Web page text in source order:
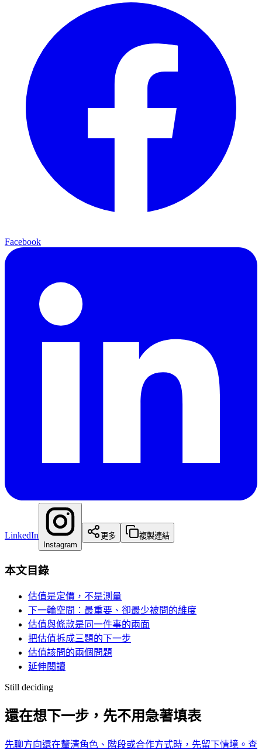
Facebook
LinkedIn
Instagram
更多 複製連結
本文目錄
估值是定價，不是測量
下一輪空間：最重要、卻最少被問的維度
估值與條款是同一件事的兩面
把估值拆成三題的下一步
估值該問的兩個問題
延伸閱讀
Still deciding
還在想下一步，先不用急著填表
先聊方向還在釐清角色、階段或合作方式時，先留下情境。 查